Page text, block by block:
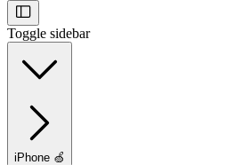
Toggle sidebar
iPhone 🍏